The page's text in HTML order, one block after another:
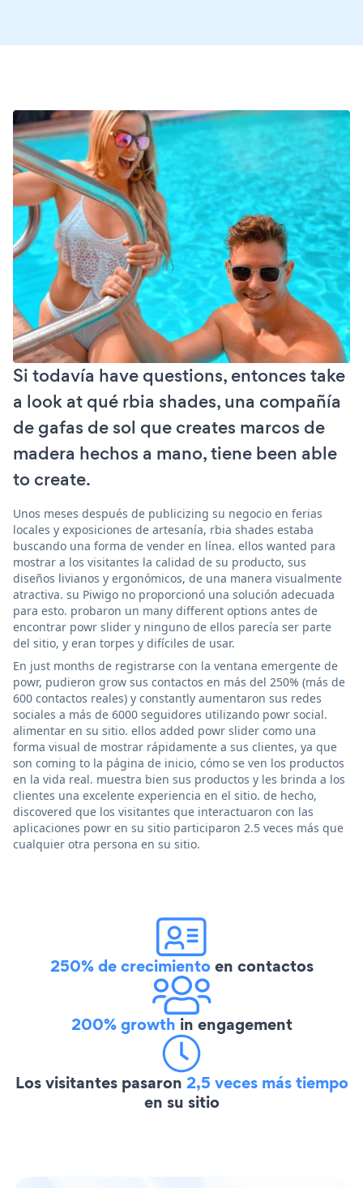
Si todavía have questions, entonces take
a look at qué rbia shades, una compañía
de gafas de sol que creates marcos de
madera hechos a mano, tiene been able
to create.
Unos meses después de publicizing su negocio en ferias
locales y exposiciones de artesanía, rbia shades estaba
buscando una forma de vender en línea. ellos wanted para
mostrar a los visitantes la calidad de su producto, sus
diseños livianos y ergonómicos, de una manera visualmente
atractiva. su Piwigo no proporcionó una solución adecuada
para esto. probaron un many different options antes de
encontrar powr slider y ninguno de ellos parecía ser parte
del sitio, y eran torpes y difíciles de usar.
En just months de registrarse con la ventana emergente de
powr, pudieron grow sus contactos en más del 250% (más de
600 contactos reales) y constantly aumentaron sus redes
sociales a más de 6000 seguidores utilizando powr social.
alimentar en su sitio. ellos added powr slider como una
forma visual de mostrar rápidamente a sus clientes, ya que
son coming to la página de inicio, cómo se ven los productos
en la vida real. muestra bien sus productos y les brinda a los
clientes una excelente experiencia en el sitio. de hecho,
discovered que los visitantes que interactuaron con las
aplicaciones powr en su sitio participaron 2.5 veces más que
cualquier otra persona en su sitio.
250% de crecimientoen contactos
200% growth in engagement
Los visitantes pasaron 2,5 veces más tiempo
en su sitio